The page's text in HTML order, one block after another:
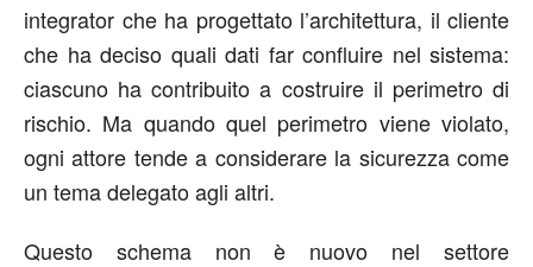
integrator che ha progettato l’architettura, il cliente
che ha deciso quali dati far confluire nel sistema:
ciascuno ha contribuito a costruire il perimetro di
rischio. Ma quando quel perimetro viene violato,
ogni attore tende a considerare la sicurezza come
un tema delegato agli altri.
Questo schema non è nuovo nel settore